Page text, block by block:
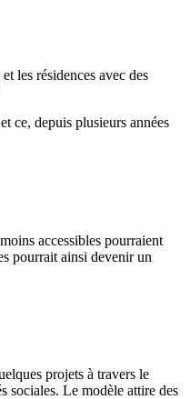
les résidences avec des
ce, depuis plusieurs années
accessibles pourraient
pourrait ainsi devenir un
projets à travers le
sociales. Le modèle attire des